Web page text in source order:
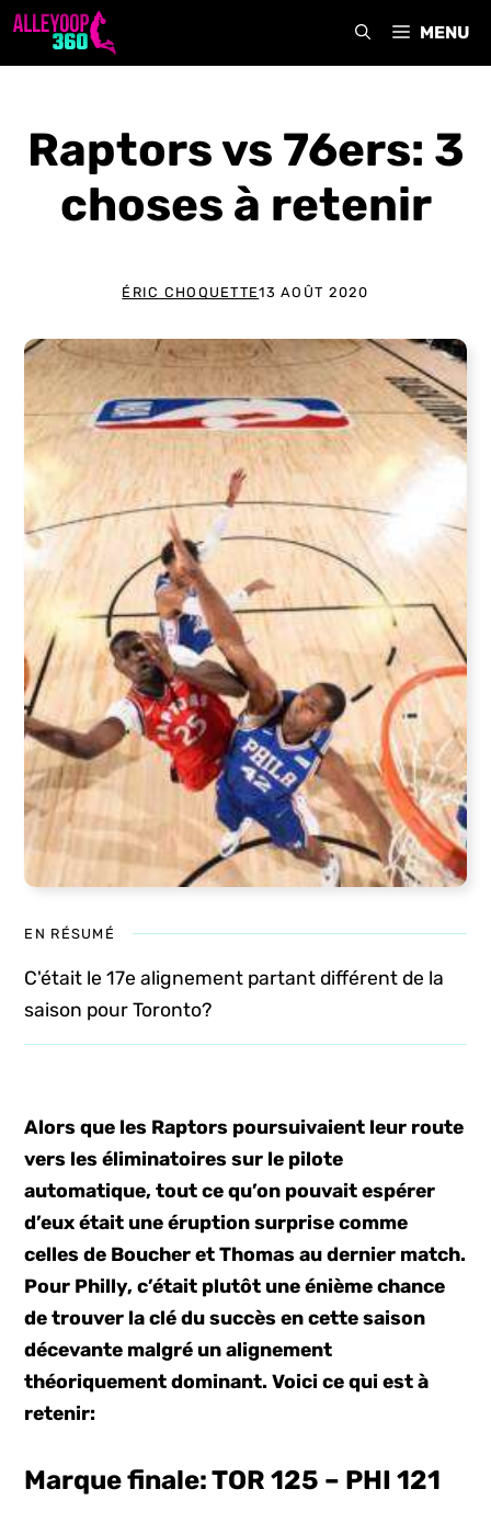
Aller
MENU
Raptors vs 76ers: 3
choses à retenir
ÉRIC CHOQUETTE13 AOÛT 2020
EN RÉSUMÉ
C'était le 17e alignement partant différent de la
saison pour Toronto?
Alors que les Raptors poursuivaient leur route
vers les éliminatoires sur le pilote
automatique, tout ce qu’on pouvait espérer
d’eux était une éruption surprise comme
celles de Boucher et Thomas au dernier match.
Pour Philly, c’était plutôt une énième chance
de trouver la clé du succès en cette saison
décevante malgré un alignement
théoriquement dominant. Voici ce qui est à
retenir:
Marque finale: TOR 125 – PHI 121